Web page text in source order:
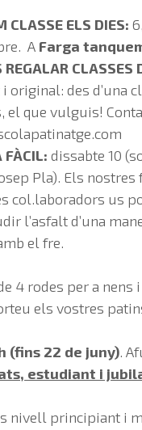
CLASSE ELS DIES: 6,
A Farga
REGALAR CLASSES
original: des d’una
el que vulguis!
FÀCIL: dissabte 10
Pla). Els nostres
col.laboradors us
l’asfalt d’una
el fre.
4 rodes per a nens
els vostres
(fins 22 de juny).
estudiant i
nivell principiant i